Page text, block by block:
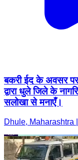
बकरी ईद के अवसर
द्वारा धुले जिले के
सलोखा से मनाएँ।
Dhule, Maharashtra